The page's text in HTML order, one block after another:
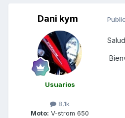
Dani kym
Usuarios
8,1k
Moto: V-strom 650